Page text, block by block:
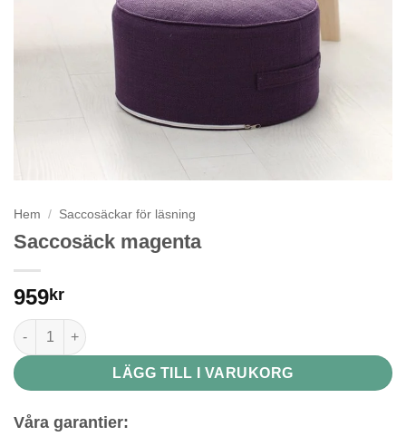
Hem / Saccosäckar för läsning
Saccosäck magenta
959kr
Saccosäck magenta mängd
LÄGG TILL I VARUKORG
Våra garantier: